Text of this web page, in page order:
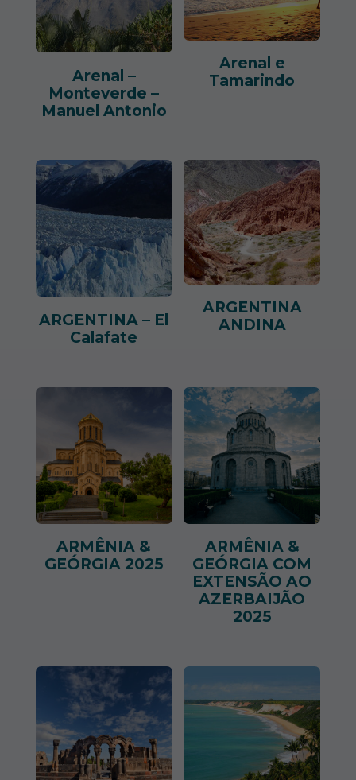
Arenal –
Monteverde –
Manuel Antonio
Arenal e
Tamarindo
ARGENTINA – El
Calafate
ARGENTINA
ANDINA
ARMÊNIA &
GEÓRGIA 2025
ARMÊNIA &
GEÓRGIA COM
EXTENSÃO AO
AZERBAIJÃO
2025